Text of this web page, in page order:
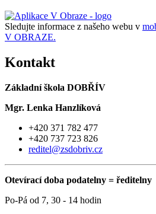
Sledujte informace z našeho webu v
V OBRAZE.
Kontakt
Základní škola DOBŘÍV
Mgr. Lenka Hanzlíková
+420 371 782 477
+420 737 723 826
reditel@zsdobriv.cz
Otevírací doba podatelny = ředitelny
Po-Pá od 7, 30 - 14 hodin